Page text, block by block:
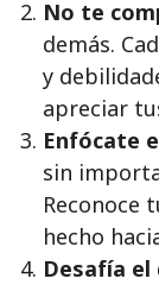
No te
demás.
y
apreciar
Enfócate
sin
Reconoce
hecho
Desafía